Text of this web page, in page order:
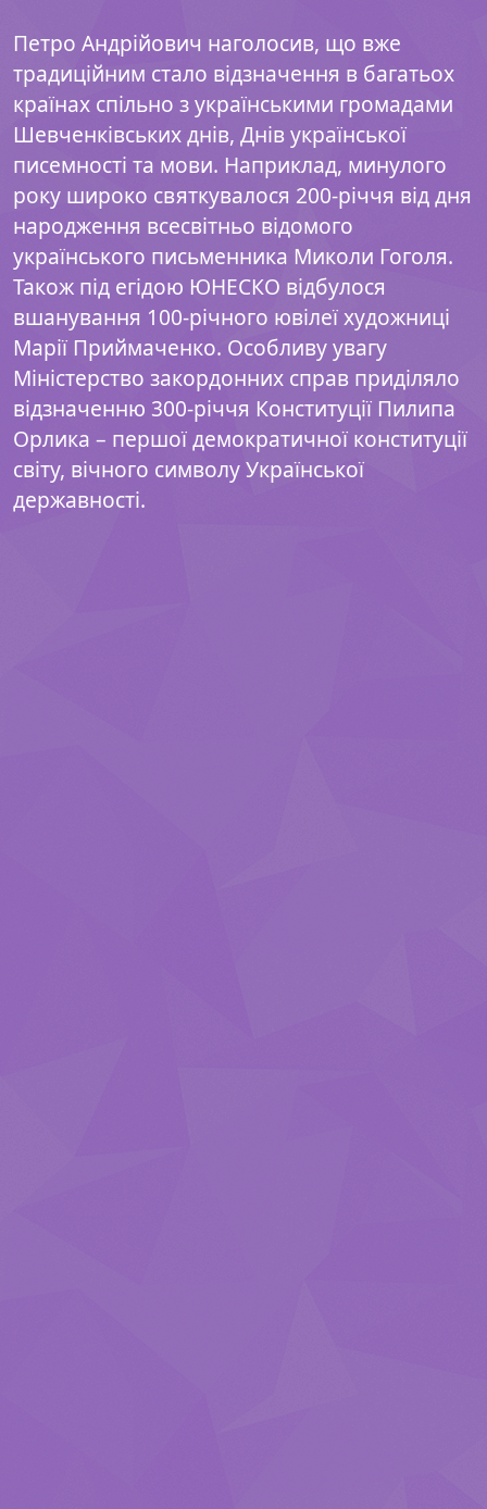
Петро Андрійович наголосив, що вже
традиційним стало відзначення в багатьох
країнах спільно з українськими громадами
Шевченківських днів, Днів української
писемності та мови. Наприклад, минулого
року широко святкувалося 200-річчя від дня
народження всесвітньо відомого
українського письменника Миколи Гоголя.
Також під егідою ЮНЕСКО відбулося
вшанування 100-річного ювілеї художниці
Марії Приймаченко. Особливу увагу
Міністерство закордонних справ приділяло
відзначенню 300-річчя Конституції Пилипа
Орлика – першої демократичної конституції
світу, вічного символу Української
державності.